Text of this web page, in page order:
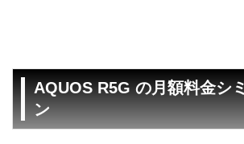
AQUOS R5G の月額料金シ
ン